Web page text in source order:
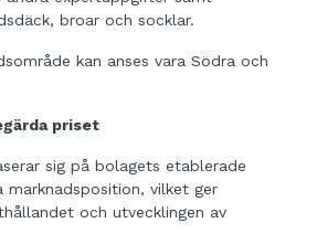
broar och socklar.
kan anses vara Södra och
priset
sig på bolagets etablerade
marknadsposition, vilket ger
och utvecklingen av